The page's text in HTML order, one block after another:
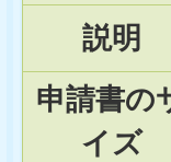
説明
申請書の
イズ